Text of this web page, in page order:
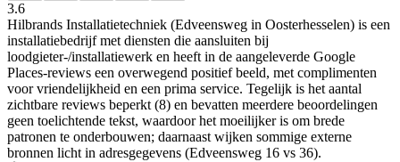
3.6
Hilbrands Installatietechniek (Edveensweg in Oosterhesselen) is een
installatiebedrijf met diensten die aansluiten bij
loodgieter-/installatiewerk en heeft in de aangeleverde Google
Places-reviews een overwegend positief beeld, met complimenten
voor vriendelijkheid en een prima service. Tegelijk is het aantal
zichtbare reviews beperkt (8) en bevatten meerdere beoordelingen
geen toelichtende tekst, waardoor het moeilijker is om brede
patronen te onderbouwen; daarnaast wijken sommige externe
bronnen licht in adresgegevens (Edveensweg 16 vs 36).